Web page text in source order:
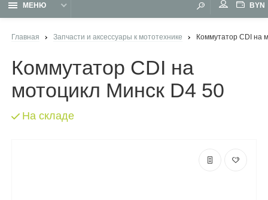
МЕНЮ BYN
Главная Запчасти и аксессуары к мототехнике Коммутатор CDI на
Коммутатор CDI на
мотоцикл Минск D4 50
На складе